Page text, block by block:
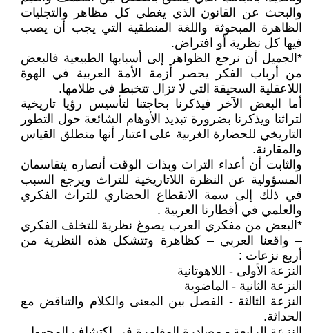
والبحث عن القانون الذي يغطي كل مظاهر والتجليات
الظاهرة المبحوثة واللغة المنطقية التي يجب أن يصب
فيها كل نظرية أو افتراض.
*الجميل أن نرجع الظواهر إلى أسبابها الطبيعية فالبعض
من أرباب الفكر يحصر أزمة الأمة العربية في الهوة
اللاعقلية السحيقة التي لا تزال تتخبط في ظلامها.
أما البعض الآخر فيذكرنا بحاجتنا لتأسيس رؤيا تاريخية
لتراثنا ويذكرنا بضرورة تبديد الأوهام الشائعة حول التطور
التاريخي للحضارة الغربية على اعتبار أنها منطلق القياس
والمقارنة.
والثابت أن أعداء التراث وبذات الوقت أنصاره يتقاسمان
المسؤولية عن النظرة اللاتاريخية للتراث ويرجع السبب
في ذلك إلى سمة الانقطاع الحضاري للتراث الفكري
والعلمي في أقطارنا العربية .
*البعض من مفكري العرب يصوغ نظرية للتخلف الفكري
– واقعنا العربي – كظاهرة وتتشكل هذه النظرية من
أربع نزعات :
النزعة الأولى - اللاهوتانية
النزعة الثانية - الماضوية
النزعة الثالثة - الفصل بين المعنى والكلام والتناقض مع
الحداثة.